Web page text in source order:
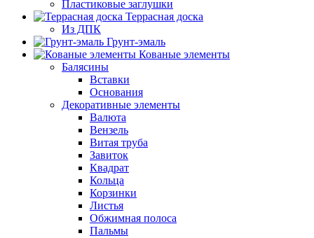
Пластиковые заглушки
Террасная доска
Из ДПК
Грунт-эмаль
Кованые элементы
Балясины
Вставки
Основания
Декоративные элементы
Валюта
Вензель
Витая труба
Завиток
Квадрат
Кольца
Корзинки
Листья
Обжимная полоса
Пальмы